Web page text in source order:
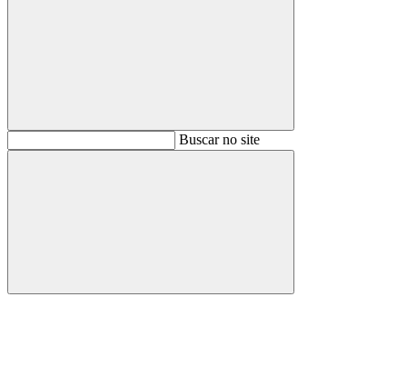
BuscarBuscar no site
Buscar